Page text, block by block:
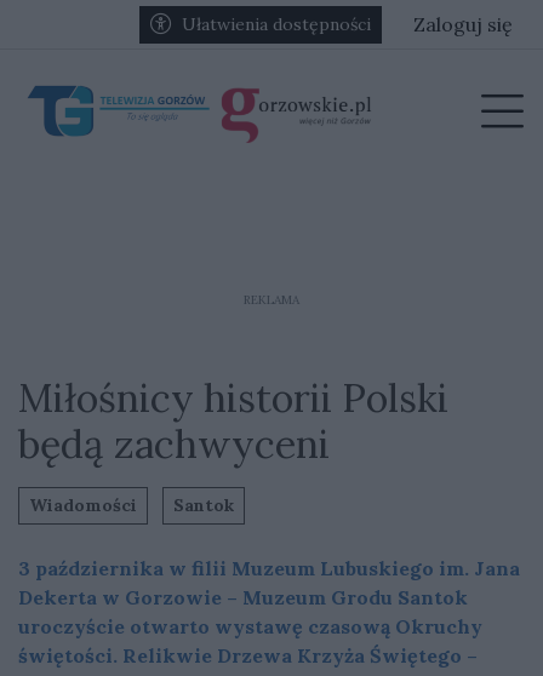
Przejdź do głównych treści
Przejdź do głównego menuUłatwienia dostępności Zaloguj się
REKLAMA
Miłośnicy historii Polski
będą zachwyceni
Wiadomości Santok
3 października w filii Muzeum Lubuskiego im. Jana
Dekerta w Gorzowie – Muzeum Grodu Santok
uroczyście otwarto wystawę czasową Okruchy
świętości. Relikwie Drzewa Krzyża Świętego –